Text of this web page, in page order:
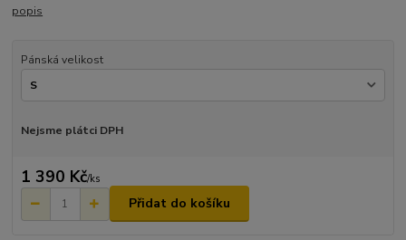
popis
Pánská velikost
Nejsme plátci DPH
1 390 Kč/ks
Přidat do košíku